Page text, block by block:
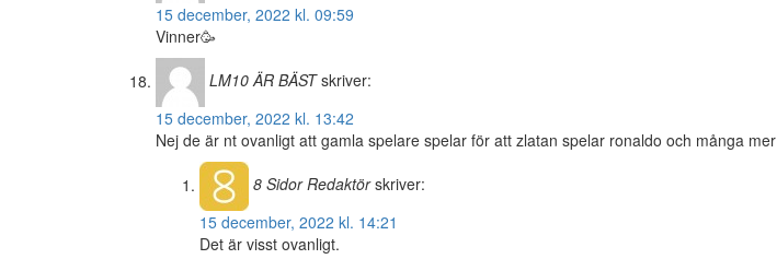
15 december, 2022 kl. 09:59
Vinner🥳
LM10 ÄR BÄST skriver:
15 december, 2022 kl. 13:42
Nej de är nt ovanligt att gamla spelare spelar för att zlatan spelar ronaldo och många mer
8 SidorRedaktör skriver:
15 december, 2022 kl. 14:21
Det är visst ovanligt.